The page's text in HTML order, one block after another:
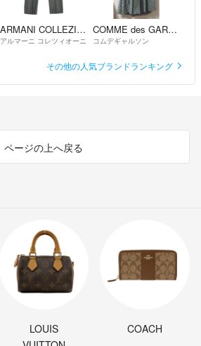
ARMANI COLLEZIONI
アルマーニ コレツィオーニ
COMME des GARCONS
コムデギャルソン
その他の人気ブランドランキング
ページの上へ戻る
LOUIS
COACH